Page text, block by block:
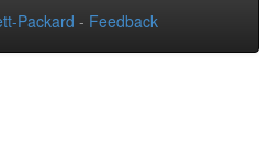
Packard - Feedback